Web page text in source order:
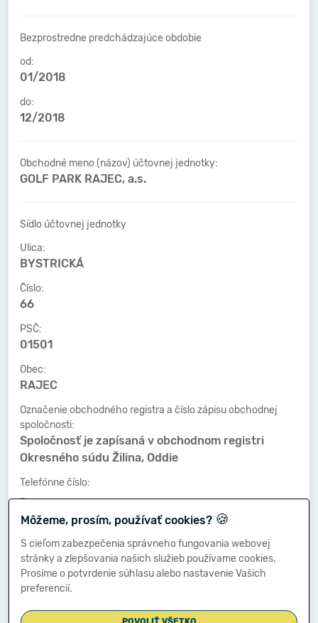
Bezprostredne predchádzajúce obdobie
od:
01/2018
do:
12/2018
Obchodné meno (názov) účtovnej jednotky:
GOLF PARK RAJEC, a.s.
Sídlo účtovnej jednotky
Ulica:
BYSTRICKÁ
Číslo:
66
PSČ:
01501
Obec:
RAJEC
Označenie obchodného registra a číslo zápisu obchodnej
spoločnosti:
Spoločnosť je zapísaná v obchodnom registri
Okresného súdu Žilina, Oddie
Telefónne číslo:
-
Faxové číslo:
-
E-mailová adresa:
-
Môžeme, prosím, používať cookies? 🍪
S cieľom zabezpečenia správneho fungovania webovej
stránky a zlepšovania našich služieb používame cookies.
Prosíme o potvrdenie súhlasu alebo nastavenie Vašich
preferencií.